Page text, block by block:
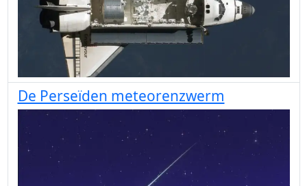
De Perseïden meteorenzwerm